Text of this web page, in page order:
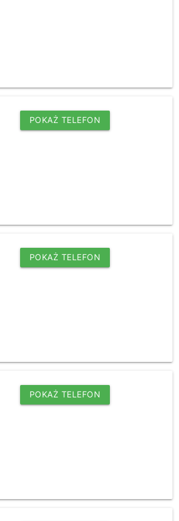
POKAŻ TELEFON
POKAŻ TELEFON
POKAŻ TELEFON